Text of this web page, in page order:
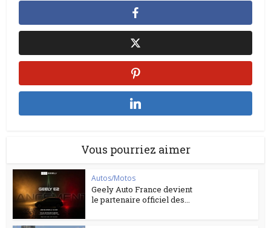
Vous pourriez aimer
Autos/Motos
Geely Auto France devient
le partenaire officiel des...